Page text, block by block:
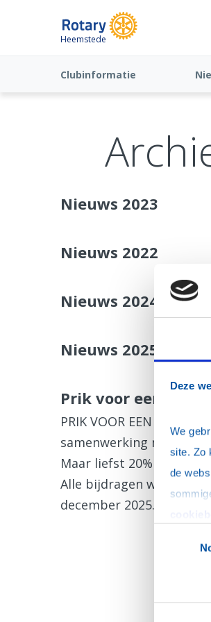
Deze
We
site. Zo
de
Heemstede
Clubinformatie
Nieuws 2023
Nieuws 2022
Nieuws 2024
Nieuws 2025
Prik voor een prik:
PRIK VOOR EEN PRIK.
samenwerking met de
Maar liefst 20% van de
Alle bijdragen worden
december 2025.